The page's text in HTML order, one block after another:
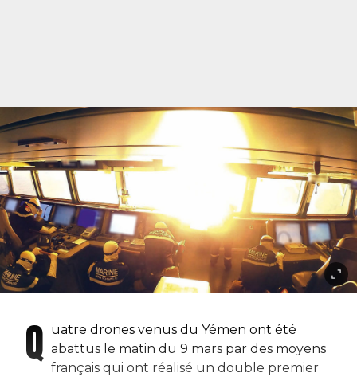
Q uatre drones venus du Yémen ont été
abattus le matin du 9 mars par des moyens
français qui ont réalisé un double premier